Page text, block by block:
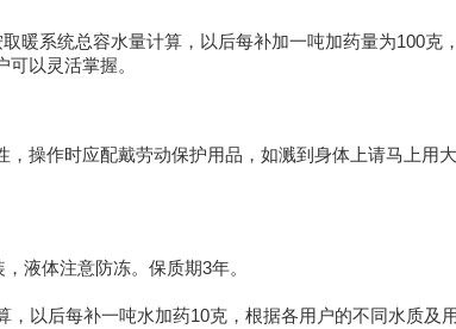
暖系统总容水量计算，以后每补加一吨加药量为100克
以灵活掌握。
操作时应配戴劳动保护用品，如溅到身体上请马上用
液体注意防冻。保质期3年。
，以后每补一吨水加药10克，根据各用户的不同水质及